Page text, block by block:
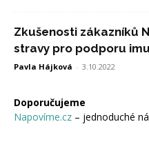
Zkušenosti zákazníků
stravy pro podporu
Pavla Hájková - 3.10.2022
Doporučujeme
Napovíme.cz – jednoduché